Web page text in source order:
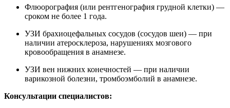
Флюорография (или рентгенография грудной клетки) —
сроком не более 1 года.
УЗИ брахиоцефальных сосудов (сосудов шеи) — при
наличии атеросклероза, нарушениях мозгового
кровообращения в анамнезе.
УЗИ вен нижних конечностей — при наличии
варикозной болезни, тромбоэмболий в анамнезе.
Консультации специалистов: